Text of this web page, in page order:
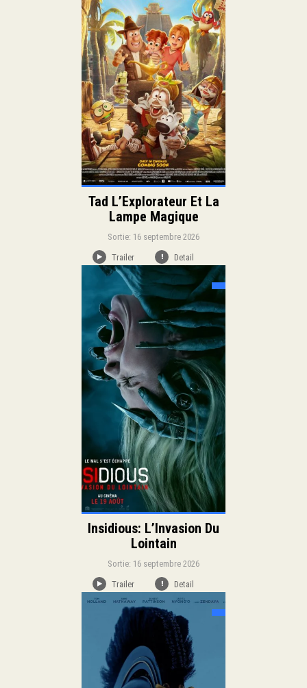
Tad L’Explorateur Et La
Lampe Magique
Sortie: 16 septembre 2026
Trailer
Detail
Sortie:
Genre:
Animation
Aventure
Comédie
FamilleDuration:
Insidious: L’Invasion Du
Lointain
Sortie: 16 septembre 2026
Trailer
Detail
Sortie:
Genre:
Horreur
Duration:
Langue:
Sortie:
Action
Aventure